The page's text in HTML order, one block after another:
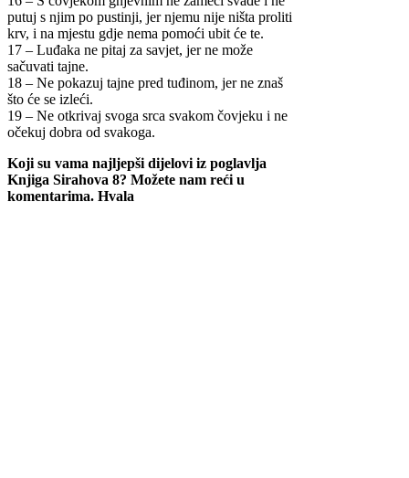
putuj s njim po pustinji, jer njemu nije ništa proliti
krv, i na mjestu gdje nema pomoći ubit će te.
17 – Luđaka ne pitaj za savjet, jer ne može
sačuvati tajne.
18 – Ne pokazuj tajne pred tuđinom, jer ne znaš
što će se izleći.
19 – Ne otkrivaj svoga srca svakom čovjeku i ne
očekuj dobra od svakoga.
Koji su vama najljepši dijelovi iz poglavlja
Knjiga Sirahova 8? Možete nam reći u
komentarima. Hvala